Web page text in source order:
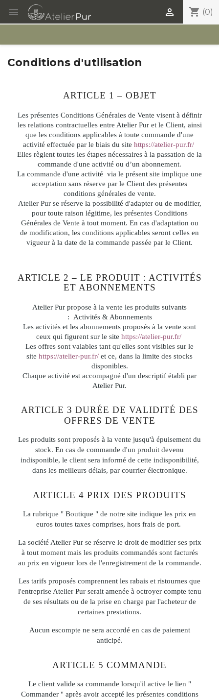
 shopping_cart (0)

Conditions d'utilisation
ARTICLE 1 – OBJET
Les présentes Conditions Générales de Vente visent à définir
les relations contractuelles entre Atelier Pur et le Client, ainsi
que les conditions applicables à toute commande d'une
activité effectuée par le biais du site https://atelier-pur.fr/
Elles règlent toutes les étapes nécessaires à la passation de la
commande d'une activité ou d’un abonnement.
La commande d'une activité via le présent site implique une
acceptation sans réserve par le Client des présentes
conditions générales de vente.
Atelier Pur se réserve la possibilité d'adapter ou de modifier,
pour toute raison légitime, les présentes Conditions
Générales de Vente à tout moment. En cas d'adaptation ou
de modification, les conditions applicables seront celles en
vigueur à la date de la commande passée par le Client.
ARTICLE 2 – LE PRODUIT : ACTIVITÉS
ET ABONNEMENTS
Atelier Pur propose à la vente les produits suivants
: Activités & Abonnements
Les activités et les abonnements proposés à la vente sont
ceux qui figurent sur le site https://atelier-pur.fr/
Les offres sont valables tant qu'elles sont visibles sur le
site https://atelier-pur.fr/ et ce, dans la limite des stocks
disponibles.
Chaque activité est accompagné d'un descriptif établi par
Atelier Pur.
ARTICLE 3 DURÉE DE VALIDITÉ DES
OFFRES DE VENTE
Les produits sont proposés à la vente jusqu'à épuisement du
stock. En cas de commande d'un produit devenu
indisponible, le client sera informé de cette indisponibilité,
dans les meilleurs délais, par courrier électronique.
ARTICLE 4 PRIX DES PRODUITS
La rubrique " Boutique " de notre site indique les prix en
euros toutes taxes comprises, hors frais de port.
La société Atelier Pur se réserve le droit de modifier ses prix
à tout moment mais les produits commandés sont facturés
au prix en vigueur lors de l'enregistrement de la commande.
Les tarifs proposés comprennent les rabais et ristournes que
l'entreprise Atelier Pur serait amenée à octroyer compte tenu
de ses résultats ou de la prise en charge par l'acheteur de
certaines prestations.
Aucun escompte ne sera accordé en cas de paiement
anticipé.
ARTICLE 5 COMMANDE
Le client valide sa commande lorsqu'il active le lien "
Commander " après avoir accepté les présentes conditions